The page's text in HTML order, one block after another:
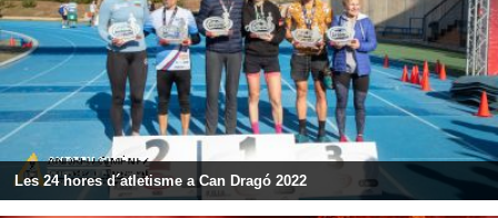
Les 24 hores d´atletisme a Can Dragó 2022